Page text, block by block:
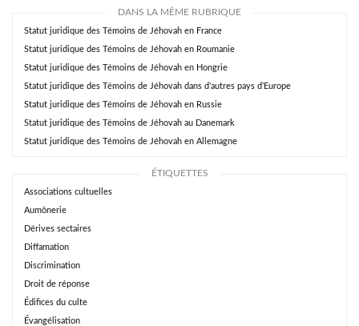
DANS LA MÊME RUBRIQUE
Statut juridique des Témoins de Jéhovah en France
Statut juridique des Témoins de Jéhovah en Roumanie
Statut juridique des Témoins de Jéhovah en Hongrie
Statut juridique des Témoins de Jéhovah dans d’autres pays d’Europe
Statut juridique des Témoins de Jéhovah en Russie
Statut juridique des Témoins de Jéhovah au Danemark
Statut juridique des Témoins de Jéhovah en Allemagne
ÉTIQUETTES
Associations cultuelles
Aumônerie
Dérives sectaires
Diffamation
Discrimination
Droit de réponse
Édifices du culte
Évangélisation